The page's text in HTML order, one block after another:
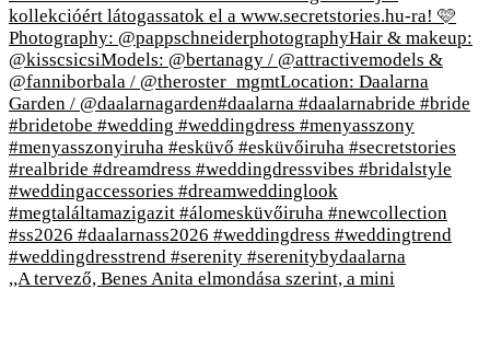
,,A tervező, Benes Anita elmondása szerint, a mini